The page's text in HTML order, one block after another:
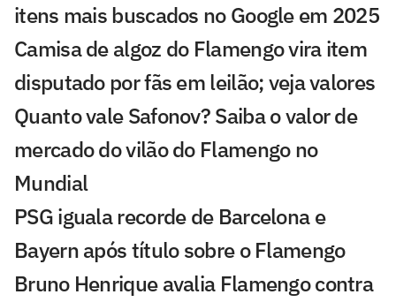
itens mais buscados no Google em 2025
Camisa de algoz do Flamengo vira item
disputado por fãs em leilão; veja valores
Quanto vale Safonov? Saiba o valor de
mercado do vilão do Flamengo no
Mundial
PSG iguala recorde de Barcelona e
Bayern após título sobre o Flamengo
Bruno Henrique avalia Flamengo contra